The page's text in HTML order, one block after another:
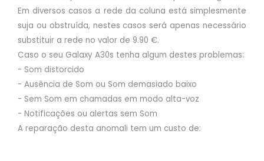
Em diversos casos a rede da coluna está simplesmente
suja ou obstruída, nestes casos será apenas necessário
substituir a rede no valor de 9.90 €.
Caso o seu Galaxy A30s tenha algum destes problemas:
- Som distorcido
- Ausência de Som ou Som demasiado baixo
- Sem Som em chamadas em modo alta-voz
- Notificações ou alertas sem Som
A reparação desta anomali tem um custo de: